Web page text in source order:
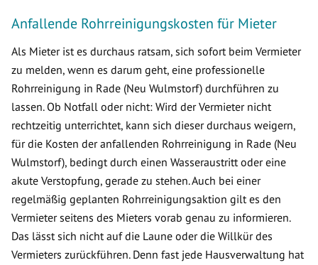
Anfallende Rohrreinigungskosten für Mieter
Als Mieter ist es durchaus ratsam, sich sofort beim Vermieter
zu melden, wenn es darum geht, eine professionelle
Rohrreinigung in Rade (Neu Wulmstorf) durchführen zu
lassen. Ob Notfall oder nicht: Wird der Vermieter nicht
rechtzeitig unterrichtet, kann sich dieser durchaus weigern,
für die Kosten der anfallenden Rohrreinigung in Rade (Neu
Wulmstorf), bedingt durch einen Wasseraustritt oder eine
akute Verstopfung, gerade zu stehen. Auch bei einer
regelmäßig geplanten Rohrreinigungsaktion gilt es den
Vermieter seitens des Mieters vorab genau zu informieren.
Das lässt sich nicht auf die Laune oder die Willkür des
Vermieters zurückführen. Denn fast jede Hausverwaltung hat